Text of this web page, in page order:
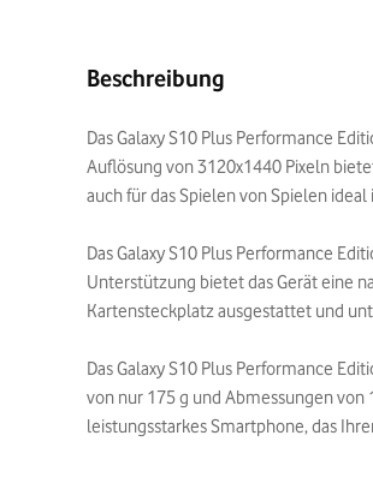
Beschreibung
Das Galaxy S10 Plus Performance
Auflösung von 3120x1440 Pixeln
auch für das Spielen von Spielen ideal
Das Galaxy S10 Plus Performance
Unterstützung bietet das Gerät eine
Kartensteckplatz ausgestattet und
Das Galaxy S10 Plus Performance
von nur 175 g und Abmessungen von
leistungsstarkes Smartphone, das